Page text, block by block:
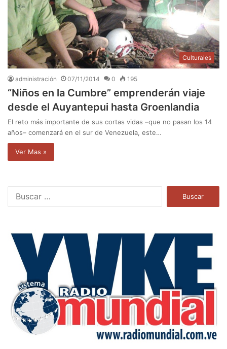
Culturales
administración 07/11/2014 0 195
“Niños en la Cumbre” emprenderán viaje
desde el Auyantepui hasta Groenlandia
El reto más importante de sus cortas vidas –que no pasan los 14
años– comenzará en el sur de Venezuela, este…
Ver Mas »
a